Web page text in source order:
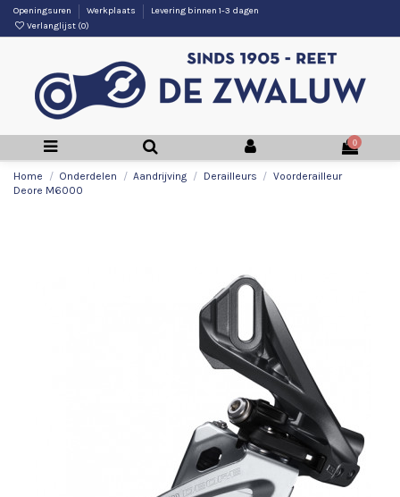
Openingsuren Werkplaats
Levering binnen 1-3 dagen
Verlanglijst (0)
0
Home Onderdelen Aandrijving Derailleurs
Voorderailleur
Deore M6000